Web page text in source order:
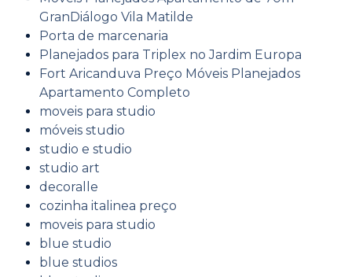
GranDiálogo Vila Matilde
Porta de marcenaria
Planejados para Triplex no Jardim Europa
Fort Aricanduva Preço Móveis Planejados
Apartamento Completo
moveis para studio
móveis studio
studio e studio
studio art
decoralle
cozinha italinea preço
moveis para studio
blue studio
blue studios